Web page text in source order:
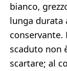
bianco,
lunga durata
conservante.
scaduto non
scartare; al